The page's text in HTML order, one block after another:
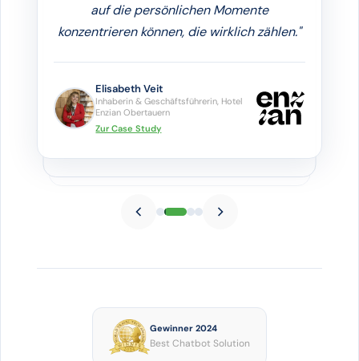
auf die persönlichen Momente
konzentrieren können, die wirklich zählen."
Elisabeth Veit
Inhaberin & Geschäftsführerin, Hotel
Enzian Obertauern
Zur Case Study
Gewinner 2024
Best Chatbot Solution